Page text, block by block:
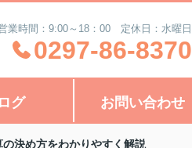
業時間：9:00～18：00 定休日：水曜日
0297-86-8370
グ お問い合わせ
決め方をわかりやすく解説